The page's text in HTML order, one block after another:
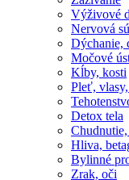
Výživové
Nervová
Dýchanie,
Močové
Kĺby, kosti
Pleť,
Detox tela
Chudnutie,
Hliva,
Bylinné
Zrak, oči